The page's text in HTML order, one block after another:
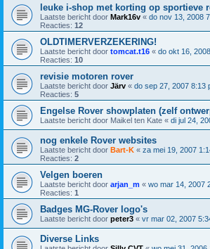
leuke i-shop met korting op sportieve
Laatste bericht door Mark16v « do nov 13, 2008
Reacties: 12
OLDTIMERVERZEKERING!
Laatste bericht door tomcat.t16 « do okt 16,
Reacties: 10
revisie motoren rover
Laatste bericht door Järv « do sep 27, 2007 8:13
Reacties: 5
Engelse Rover showplaten (zelf
Laatste bericht door Maikel ten Kate « di jul 24,
nog enkele Rover websites
Laatste bericht door Bart-K « za mei 19, 2007
Reacties: 2
Velgen boeren
Laatste bericht door arjan_m « wo mar 14, 2007
Reacties: 1
Badges MG-Rover logo's
Laatste bericht door peter3 « vr mar 02, 2007
Diverse Links